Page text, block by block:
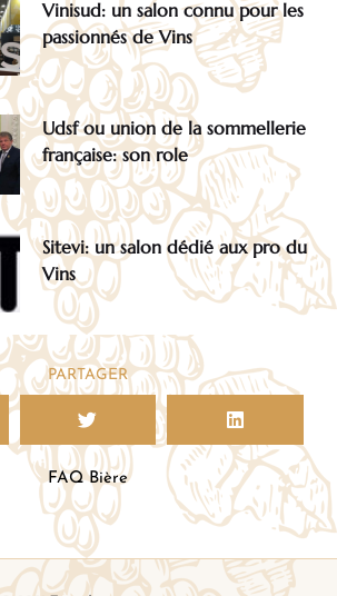
Vinisud: un salon connu pour les
passionnés de Vins
Udsf ou union de la sommellerie
française: son role
Sitevi: un salon dédié aux pro du
Vins
PARTAGER
FAQ Bière